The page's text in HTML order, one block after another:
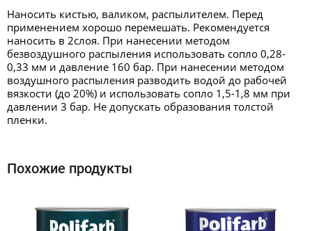
Наносить кистью, валиком, распылителем. Перед
применением хорошо перемешать. Рекомендуется
наносить в 2слоя. При нанесении методом
безвоздушного распыления использовать сопло 0,28-
0,33 мм и давление 160 бар. При нанесении методом
воздушного распыления разводить водой до рабочей
вязкости (до 20%) и использовать сопло 1,5-1,8 мм при
давлении 3 бар. Не допускать образования толстой
пленки.
Похожие продукты